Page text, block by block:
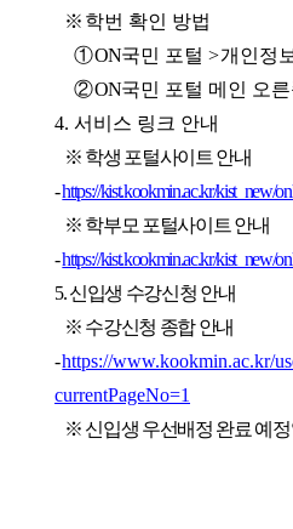
※ 학번 확인 방법
①ON국민 포털 >개인정
②ON국민 포털 메인 오
4. 서비스 링크 안내
※ 학생 포털사이트 안내
-https://kist.kookmin.ac.kr/kist_new/
※ 학부모 포털사이트 안내
-https://kist.kookmin.ac.kr/kist_new/
5. 신입생 수강신청 안내
※ 수강신청 종합 안내
-https://www.kookmin.ac.kr/
currentPageNo=1
※ 신입생 우선배정 완료 예정